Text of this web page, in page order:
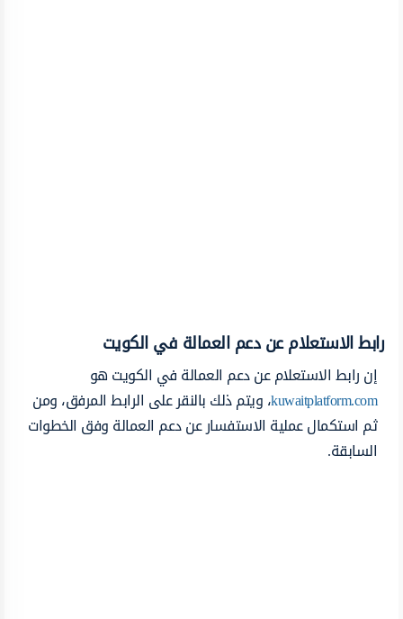
رابط الاستعلام عن دعم العمالة في الكويت
إن رابط الاستعلام عن دعم العمالة في الكويت هو
kuwaitplatform.com، ويتم ذلك بالنقر على الرابط المرفق، ومن
ثم استكمال عملية الاستفسار عن دعم العمالة وفق الخطوات
السابقة.